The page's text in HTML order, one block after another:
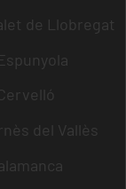
de Llobregat
Cervelló
del Vallès